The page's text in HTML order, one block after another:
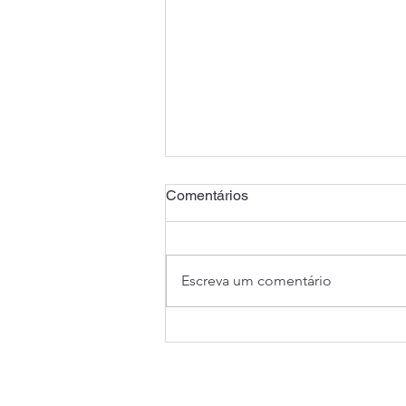
Comentários
Escreva um comentário